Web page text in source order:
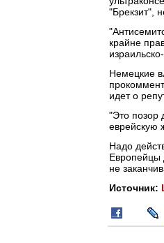
"Брекзит",
крайне
Немецкие
идет о
"Это позор
еврейскую
Надо
Европейцы
не
Источник: